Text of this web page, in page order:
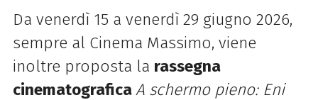
Da venerdì 15 a venerdì 29 giugno 2026,
sempre al Cinema Massimo, viene
inoltre proposta la rassegna
cinematograficaA schermo pieno: Eni